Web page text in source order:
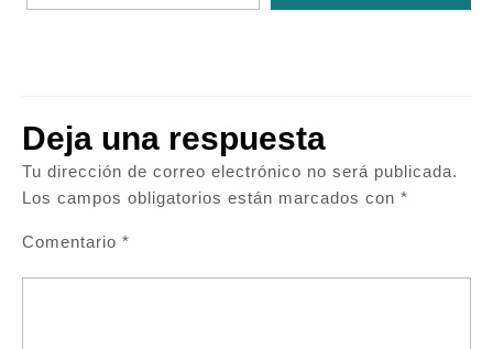
Deja una respuesta
Tu dirección de correo electrónico no será publicada.
Los campos obligatorios están marcados con *
Comentario *